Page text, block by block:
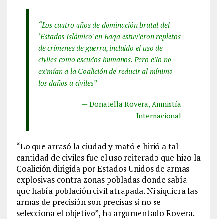
“Los cuatro años de dominación brutal del
‘Estados Islámico’ en Raqa estuvieron repletos
de crímenes de guerra, incluido el uso de
civiles como escudos humanos. Pero ello no
eximían a la Coalición de reducir al mínimo
los daños a civiles”
— Donatella Rovera, Amnistía
Internacional
“Lo que arrasó la ciudad y mató e hirió a tal
cantidad de civiles fue el uso reiterado que hizo la
Coalición dirigida por Estados Unidos de armas
explosivas contra zonas pobladas donde sabía
que había población civil atrapada. Ni siquiera las
armas de precisión son precisas si no se
selecciona el objetivo”, ha argumentado Rovera.